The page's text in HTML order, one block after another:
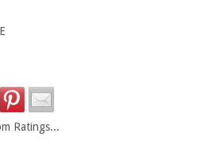
Ratings...